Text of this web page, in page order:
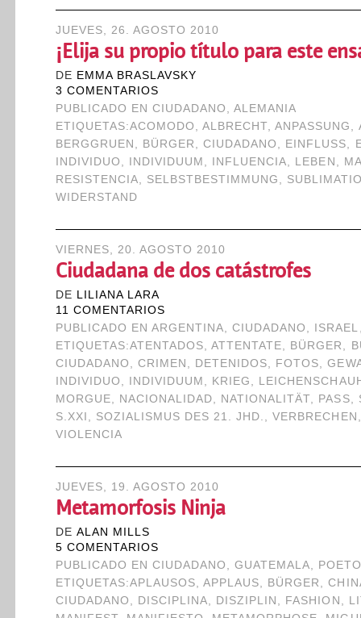
JUEVES, 26. AGOSTO 2010
¡Elija su propio título para este
DE EMMA BRASLAVSKY
3 COMENTARIOS
PUBLICADO EN CIUDADANO ,ALEMANIA
ETIQUETAS:ACOMODO , ALBRECHT,ANPASSUNG ,
BERGGRUEN , BÜRGER , CIUDADANO , EINFLUSS,
INDIVIDUO , INDIVIDUUM , INFLUENCIA, LEBEN ,
RESISTENCIA, SELBSTBESTIMMUNG ,
WIDERSTAND
VIERNES, 20. AGOSTO 2010
Ciudadana de dos catástrofes
DE LILIANA LARA
11 COMENTARIOS
PUBLICADO EN ARGENTINA,CIUDADANO , ISRAEL
ETIQUETAS:ATENTADOS,ATTENTATE, BÜRGER ,
CIUDADANO , CRIMEN , DETENIDOS, FOTOS,
INDIVIDUO , INDIVIDUUM , KRIEG ,
MORGUE, NACIONALIDAD, NATIONALITÄT, PASS,
S.XXI , SOZIALISMUS DES 21. JHD. ,VERBRECHEN
VIOLENCIA
JUEVES, 19. AGOSTO 2010
Metamorfosis Ninja
DE ALAN MILLS
5 COMENTARIOS
PUBLICADO EN CIUDADANO ,GUATEMALA,
ETIQUETAS:APLAUSOS,APPLAUS, BÜRGER ,
CIUDADANO , DISCIPLINA, DISZIPLIN , FASHION ,